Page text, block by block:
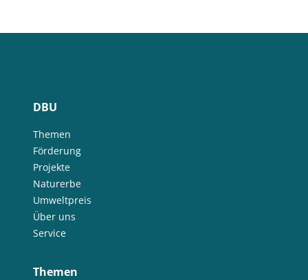
DBU
Themen
Förderung
Projekte
Naturerbe
Umweltpreis
Über uns
Service
Themen